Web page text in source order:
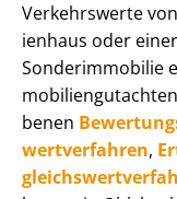
Verkehrswerte
i­en­haus oder
Sonderimmobilie
be­nen
wert­ver­fah­ren,